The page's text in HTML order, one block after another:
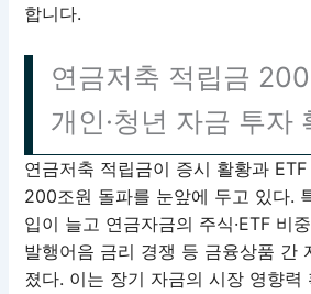
합니다.
연금저축 적립금
개인·청년 자금 투자
연금저축 적립금이 증시 활황과
200조원 돌파를 눈앞에 두고 있다.
입이 늘고 연금자금의 주식·ETF 비
발행어음 금리 경쟁 등 금융상품 간
졌다. 이는 장기 자금의 시장 영향력